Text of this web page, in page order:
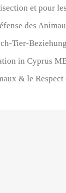
et pour
des
Tier-
in Cyprus
& le